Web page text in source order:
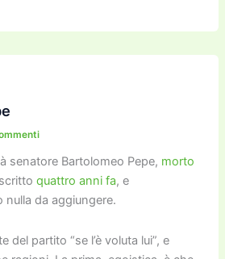
ai
l
st
o
e
gr
p
y
k
e
n
di
senatore Bartolomeo Pepe, morto
quattro anni fa, e
da aggiungere.
del partito “se l’è voluta lui”, e